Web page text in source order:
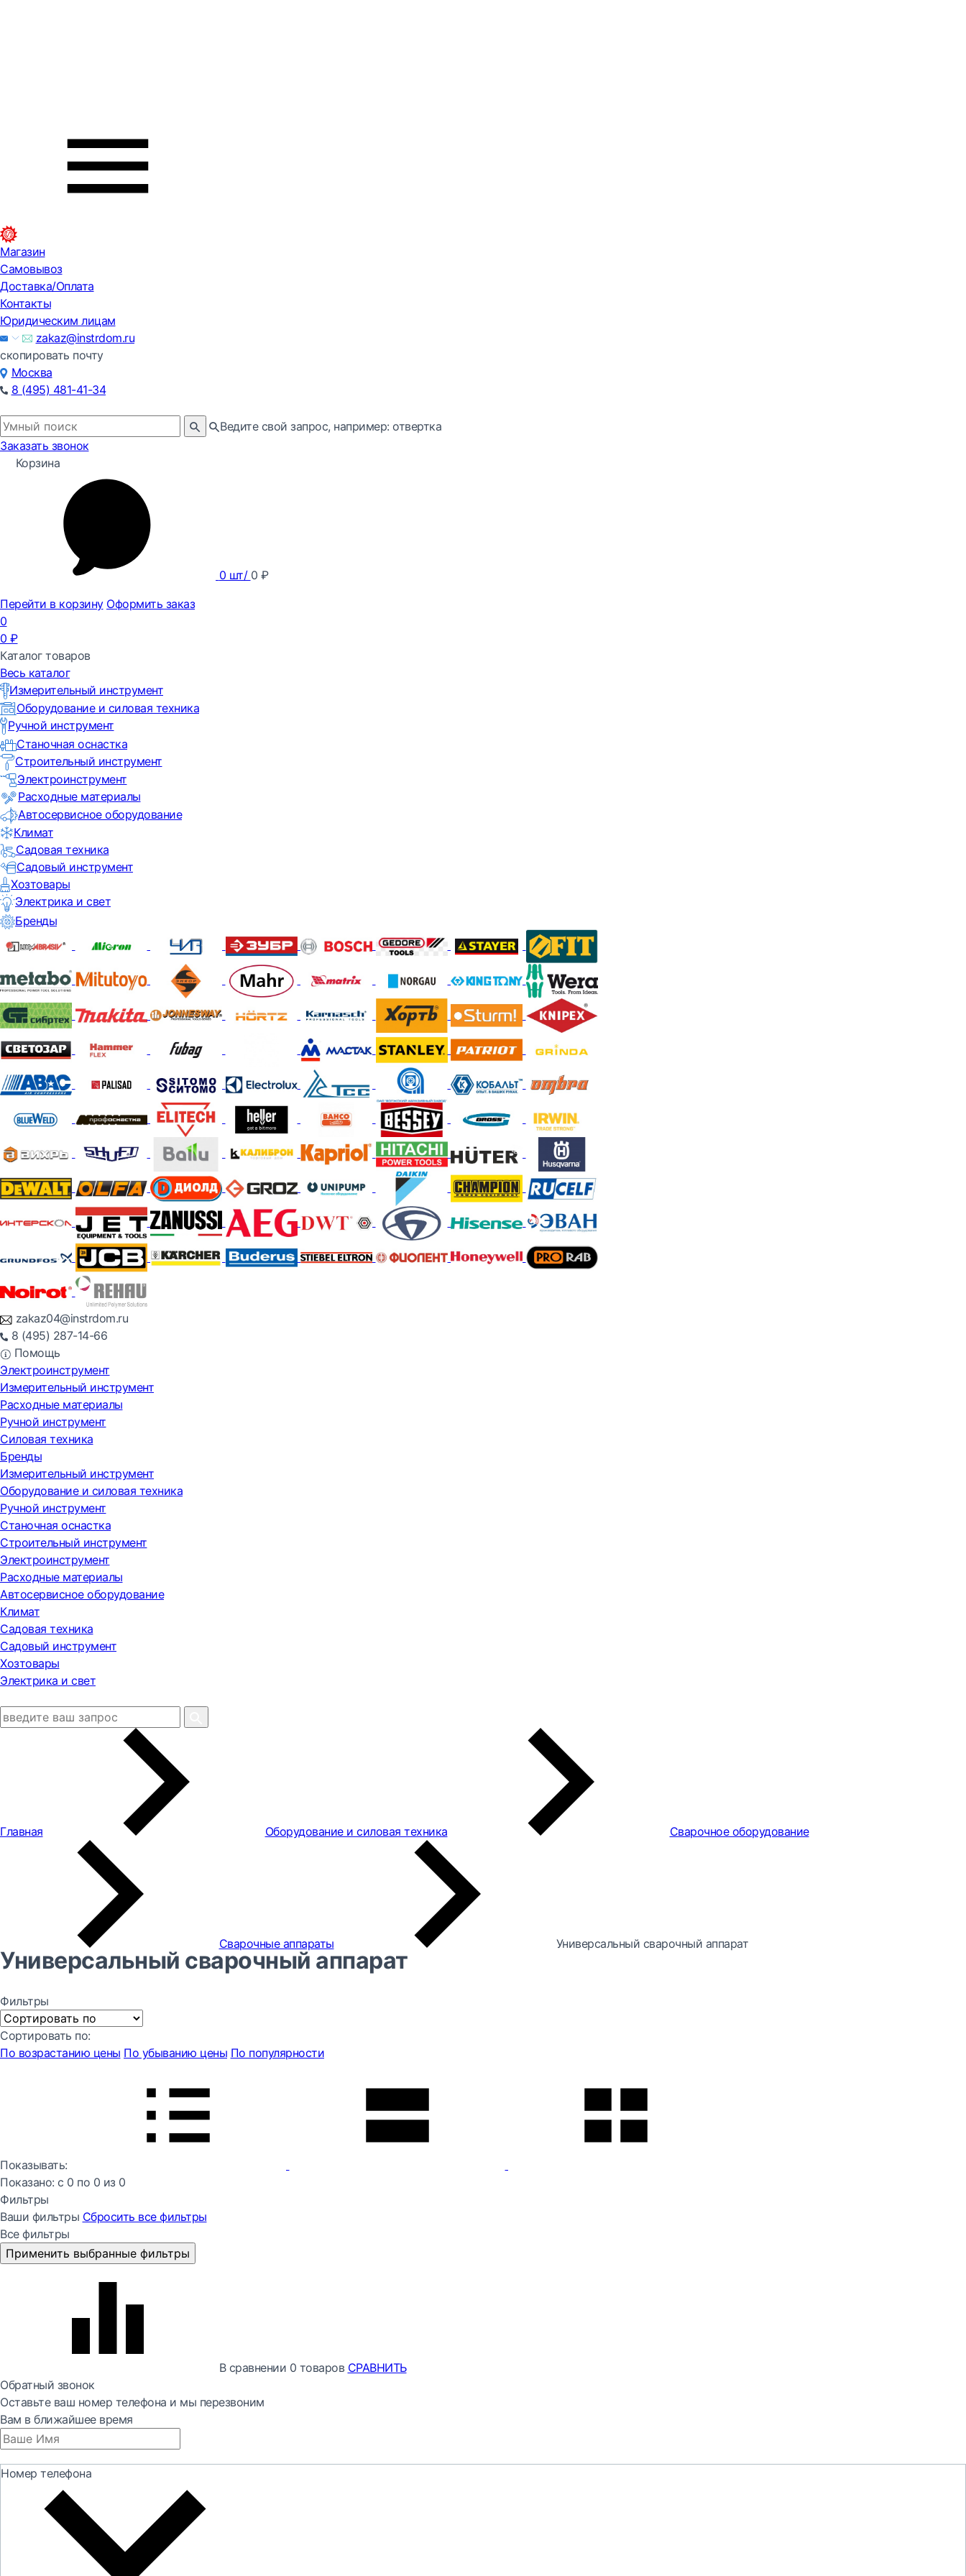
Магазин
Самовывоз
Доставка/Оплата
Контакты
Юридическим лицам
zakaz@instrdom.ru
скопировать почту
Москва
8 (495) 481-41-34
Ведите свой запрос, например: отвертка
Заказать звонок
Корзина
0 шт/ 0 ₽
Перейти в корзину Оформить заказ
0
0 ₽
Каталог товаров
Весь каталог
Измерительный инструмент
Оборудование и силовая техника
Ручной инструмент
Станочная оснастка
Строительный инструмент
Электроинструмент
Расходные материалы
Автосервисное оборудование
Климат
Садовая техника
Садовый инструмент
Хозтовары
Электрика и свет
Бренды
zakaz04@instrdom.ru
8 (495) 287-14-66
Помощь
Электроинструмент
Измерительный инструмент
Расходные материалы
Ручной инструмент
Силовая техника
Бренды
Измерительный инструмент
Оборудование и силовая техника
Ручной инструмент
Станочная оснастка
Строительный инструмент
Электроинструмент
Расходные материалы
Автосервисное оборудование
Климат
Садовая техника
Садовый инструмент
Хозтовары
Электрика и свет
Главная Оборудование и силовая техника Сварочное оборудование
Сварочные аппараты Универсальный сварочный аппарат
Универсальный сварочный аппарат
Фильтры
Сортировать по:
По возрастанию цены По убыванию цены По популярности
Показывать:
Показано: с 0 по 0 из 0
Фильтры
Ваши фильтры Сбросить все фильтры
Все фильтры
Применить выбранные фильтры
В сравнении 0 товаров СРАВНИТЬ
Обратный звонок
Оставьте ваш номер телефона и мы перезвоним
Вам в ближайшее время
Номер телефона